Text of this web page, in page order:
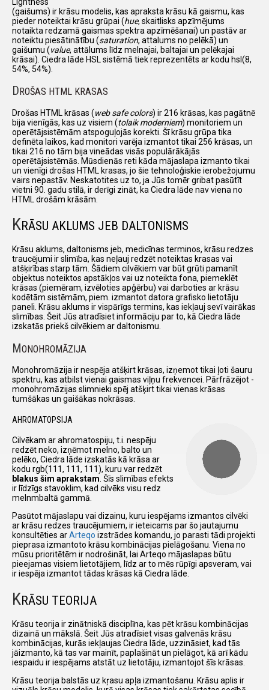
(gaišums) ir krāsu modelis, kas apraksta krāsu kā gaismu, kas
pieder noteiktai krāsu grūpai (hue, skaitlisks apzīmējums
notaikta redzamā gaismas spektra apzīmēšanai) un pastāv ar
noteiktu piesātinātību (saturation, attalums no pelēkā) un
gaišumu (value, attālums līdz melnajai, baltajai un pelēkajai
krāsai). Ciedra lāde HSL sistēmā tiek reprezentēts ar kodu hsl(8,
54%, 54%).
D ROŠAS HTML KRASAS
Drošas HTML krāsas (web safe colors) ir 216 krāsas, kas pagātnē
bija vienīgās, kas uz visiem (tolaik moderniem) monitoriem un
operētājsistēmām atspoguļojās korekti. Šī krāsu grūpa tika
definēta laikos, kad monitori varēja izmantot tikai 256 krāsas, un
tikai 216 no tām bija vineādas visās populārākājās
operētājsistēmās. Mūsdienās reti kāda mājaslapa izmanto tikai
un vienīgi drošas HTML krasas, jo šie tehnoloģiskie ierobežojumu
vairs nepastāv. Neskatotites uz to, ja Jūs tomēr gribat pasūtīt
vietni 90. gadu stilā, ir derīgi zināt, ka Ciedra lāde nav viena no
HTML drošām krāsām.
KRĀSU AKLUMS JEB DALTONISMS
Krāsu aklums, daltonisms jeb, medicīnas terminos, krāsu redzes
traucējumi ir slimība, kas neļauj redzēt noteiktas krasas vai
atšķirības starp tām. Šādiem cilvēkiem var būt grūti pamanīt
objektus noteiktos apstākļos vai uz noteikta fona, piemeklēt
krāsas (piemēram, izvēloties apģērbu) vai darboties ar krāsu
kodētām sistēmām, piem. izmantot datora grafisko lietotāju
paneli. Krāsu aklums ir vispārīgs termins, kas iekļauj sevī vairākas
slimības. Šeit Jūs atradīsiet informāciju par to, kā Ciedra lāde
izskatās priekš cilvēkiem ar daltonismu.
MONOHROMĀZIJA
Monohromāzija ir nespēja atšķirt krāsas, izņemot tikai ļoti šauru
spektru, kas atbilst vienai gaismas viļņu frekvencei. Pārfrāzējot -
monohromāzijas slimnieki spēj atšķirt tikai vienas krāsas
tumšākas un gaišākas nokrāsas.
AHROMATOPSIJA
Cilvēkam ar ahromatospiju, t.i. nespēju
redzēt neko, izņēmot melno, balto un
pelēko, Ciedra lāde izskatās kā krāsa ar
kodu rgb(111, 111, 111), kuru var redzēt
blakus šim aprakstam. Šīs slimības efekts
ir līdzīgs stavoklim, kad cilvēks visu redz
melnmbaltā gammā.
Pasūtot mājaslapu vai dizainu, kuru iespējams izmantos cilvēki
ar krāsu redzes traucējumiem, ir ieteicams par šo jautajumu
konsultēties arArteqo izstrādes komandu, jo parasti tādi projekti
pieprasa izmantoto krāsu kombinācijas pielāgošanu. Viena no
mūsu prioritētēm ir nodrošināt, lai Arteqo mājaslapas būtu
pieejamas visiem lietotājiem, līdz ar to mēs rūpīgi apsveram, vai
ir iespēja izmantot tādas krāsas kā Ciedra lāde.
KRĀSU TEORIJA
Krāsu teorija ir zinātniskā disciplīna, kas pēt krāsu kombinācijas
dizainā un mākslā. Šeit Jūs atradīsiet visas galvenās krāsu
kombinācijas, kurās iekļaujas Ciedra lāde, uzzināsiet, kad tās
jāizmanto, kā tas var mainīt, paplašināt un pielāgot, kā arī kādu
iespaidu ir iespējams atstāt uz lietotāju, izmantojot šīs krāsas.
Krāsu teorija balstās uz kŗasu apļa izmantošanu. Krāsu aplis ir